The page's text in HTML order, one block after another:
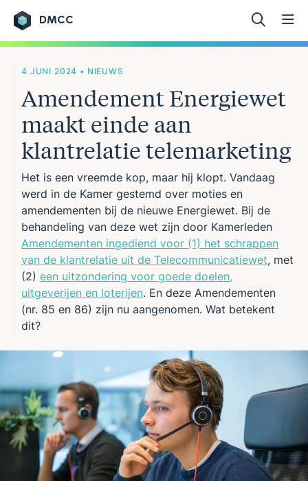
DMCC
4 JUNI 2024 • NIEUWS
Amendement Energiewet
maakt einde aan
klantrelatie telemarketing
Het is een vreemde kop, maar hij klopt. Vandaag
werd in de Kamer gestemd over moties en
amendementen bij de nieuwe Energiewet. Bij de
behandeling van deze wet zijn door Kamerleden
Amendementen ingediend voor (1) het schrappen
van de klantrelatie uit de Telecommunicatiewet, met
(2) een uitzondering voor goede doelen,
uitgeverijen en loterijen. En deze Amendementen
(nr. 85 en 86) zijn nu aangenomen. Wat betekent
dit?